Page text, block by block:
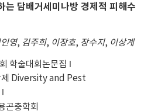
를 통하여 해충방제용으로 농업용
가능성에 대한 효과를 검증하고자 수
걸쳐 고농도저약량(8배 희석)으로
로 방제하였고, 관행방제는 경운기
기로 약제를 1,000배로 희석하여 처
농업용 무인헬기방제는 관행방제
를 보였고 고농도 저약량처리의 무
는 담배거세미나방 경제적 피해수
영, 김주희, 이장호, 장수지, 이상계
학술대회논문집
제 Diversity and Pest
곤충학회